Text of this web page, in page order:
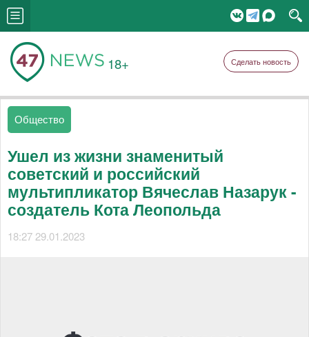
18+ Сделать новость
Общество
Ушел из жизни знаменитый
советский и российский
мультипликатор Вячеслав Назарук -
создатель Кота Леопольда
18:27 29.01.2023